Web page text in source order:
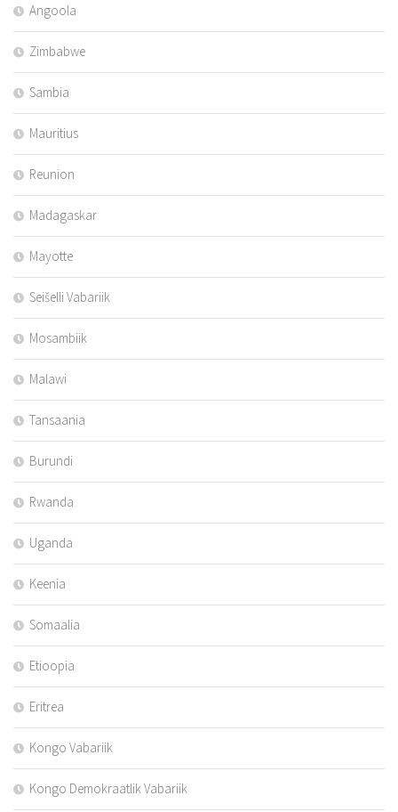
Angoola
Zimbabwe
Sambia
Mauritius
Reunion
Madagaskar
Mayotte
Seišelli Vabariik
Mosambiik
Malawi
Tansaania
Burundi
Rwanda
Uganda
Keenia
Somaalia
Etioopia
Eritrea
Kongo Vabariik
Kongo Demokraatlik Vabariik